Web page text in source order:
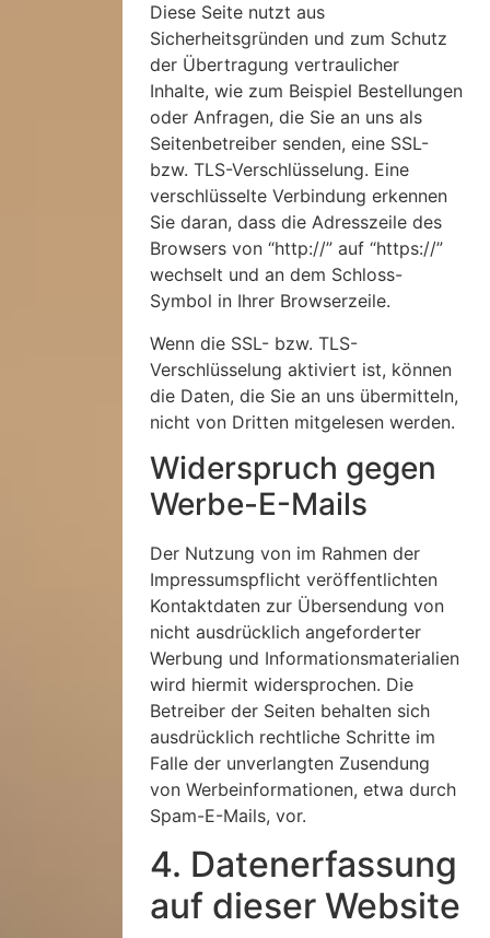
Diese Seite nutzt aus
Sicherheitsgründen und zum Schutz
der Übertragung vertraulicher
Inhalte, wie zum Beispiel Bestellungen
oder Anfragen, die Sie an uns als
Seitenbetreiber senden, eine SSL-
bzw. TLS-Verschlüsselung. Eine
verschlüsselte Verbindung erkennen
Sie daran, dass die Adresszeile des
Browsers von “http://” auf “https://”
wechselt und an dem Schloss-
Symbol in Ihrer Browserzeile.
Wenn die SSL- bzw. TLS-
Verschlüsselung aktiviert ist, können
die Daten, die Sie an uns übermitteln,
nicht von Dritten mitgelesen werden.
Widerspruch gegen
Werbe-E-Mails
Der Nutzung von im Rahmen der
Impressumspflicht veröffentlichten
Kontaktdaten zur Übersendung von
nicht ausdrücklich angeforderter
Werbung und Informationsmaterialien
wird hiermit widersprochen. Die
Betreiber der Seiten behalten sich
ausdrücklich rechtliche Schritte im
Falle der unverlangten Zusendung
von Werbeinformationen, etwa durch
Spam-E-Mails, vor.
4. Datenerfassung
auf dieser Website